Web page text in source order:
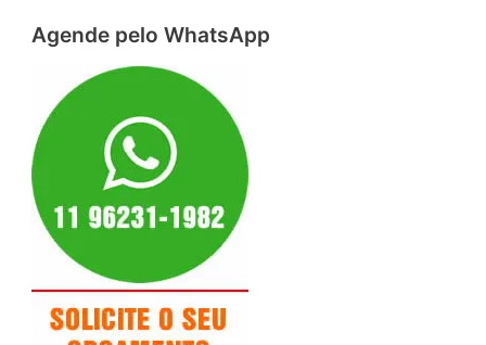
Agende pelo WhatsApp